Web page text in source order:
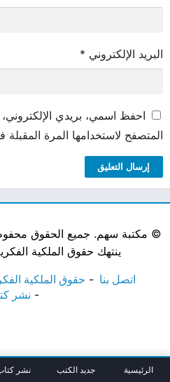
البريد الإلكتروني *
احفظ اسمي، بريدي
المتصفح لاستخدامها المرة المقبلة
© مكتبة سهم. جميع الحقوق
ينتهك حقوق الملكية
اتصل بنا حقوق الملكية
نشر
الرئيسية جديد الكتب نشر